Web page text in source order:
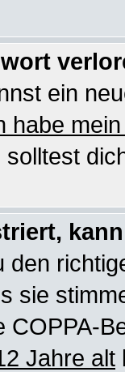
ein
habe
den
sie
COPPA-
Jahre alt